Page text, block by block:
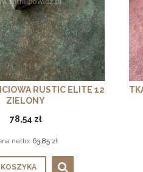
RUSTIC ELITE 12
ZIELONY
78,54 zł
netto: 63,85 zł